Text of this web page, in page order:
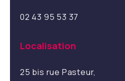
02 43 95 53 37
Localisation
25 bis rue Pasteur,